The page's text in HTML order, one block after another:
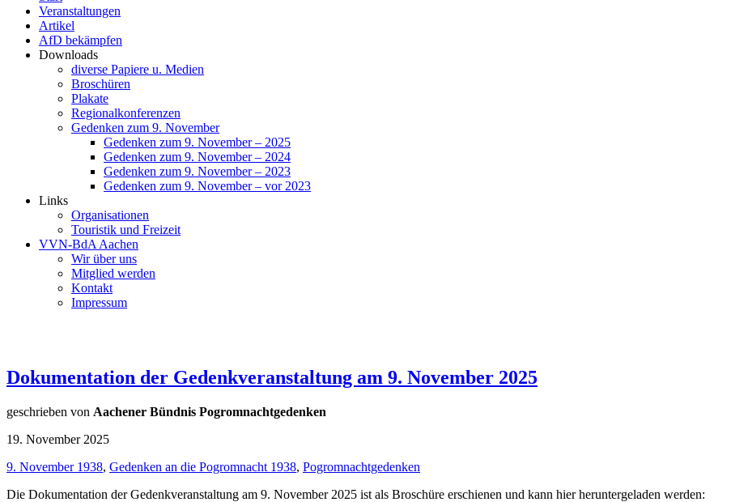
Veranstaltungen
Artikel
AfD bekämpfen
Downloads
diverse Papiere u. Medien
Broschüren
Plakate
Regionalkonferenzen
Gedenken zum 9. November
Gedenken zum 9. November – 2025
Gedenken zum 9. November – 2024
Gedenken zum 9. November – 2023
Gedenken zum 9. November – vor 2023
Links
Organisationen
Touristik und Freizeit
VVN-BdA Aachen
Wir über uns
Mitglied werden
Kontakt
Impressum
Dokumentation der Gedenkveranstaltung am 9. November 2025
geschrieben von Aachener Bündnis Pogromnachtgedenken
19. November 2025
9. November 1938, Gedenken an die Pogromnacht 1938, Pogromnachtgedenken
Die Dokumentation der Gedenkveranstaltung am 9. November 2025 ist als Broschüre erschienen und kann hier heruntergeladen werden: